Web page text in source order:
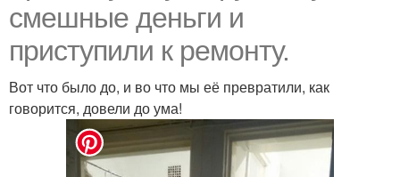
смешные деньги и
приступили к ремонту.
Вот что было до, и во что мы её превратили, как
говорится, довели до ума!